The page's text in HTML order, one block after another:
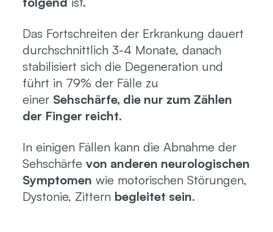
Das Fortschreiten der Erkrankung dauert
durchschnittlich 3-4 Monate, danach
stabilisiert sich die Degeneration und
führt in 79% der Fälle zu
einer Sehschärfe, die nur zum Zählen
der Finger reicht.
In einigen Fällen kann die Abnahme der
Sehschärfe von anderen neurologischen
Symptomen wie motorischen Störungen,
Dystonie, Zittern begleitet sein.